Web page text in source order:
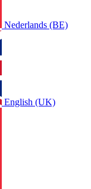
Nederlands (BE)
English (UK)